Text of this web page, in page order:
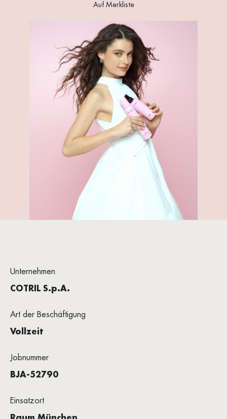
Auf Merkliste
Unternehmen
COTRIL S.p.A.
Art der Beschäftigung
Vollzeit
Einsatzort
Jobnummer
BJA-52790